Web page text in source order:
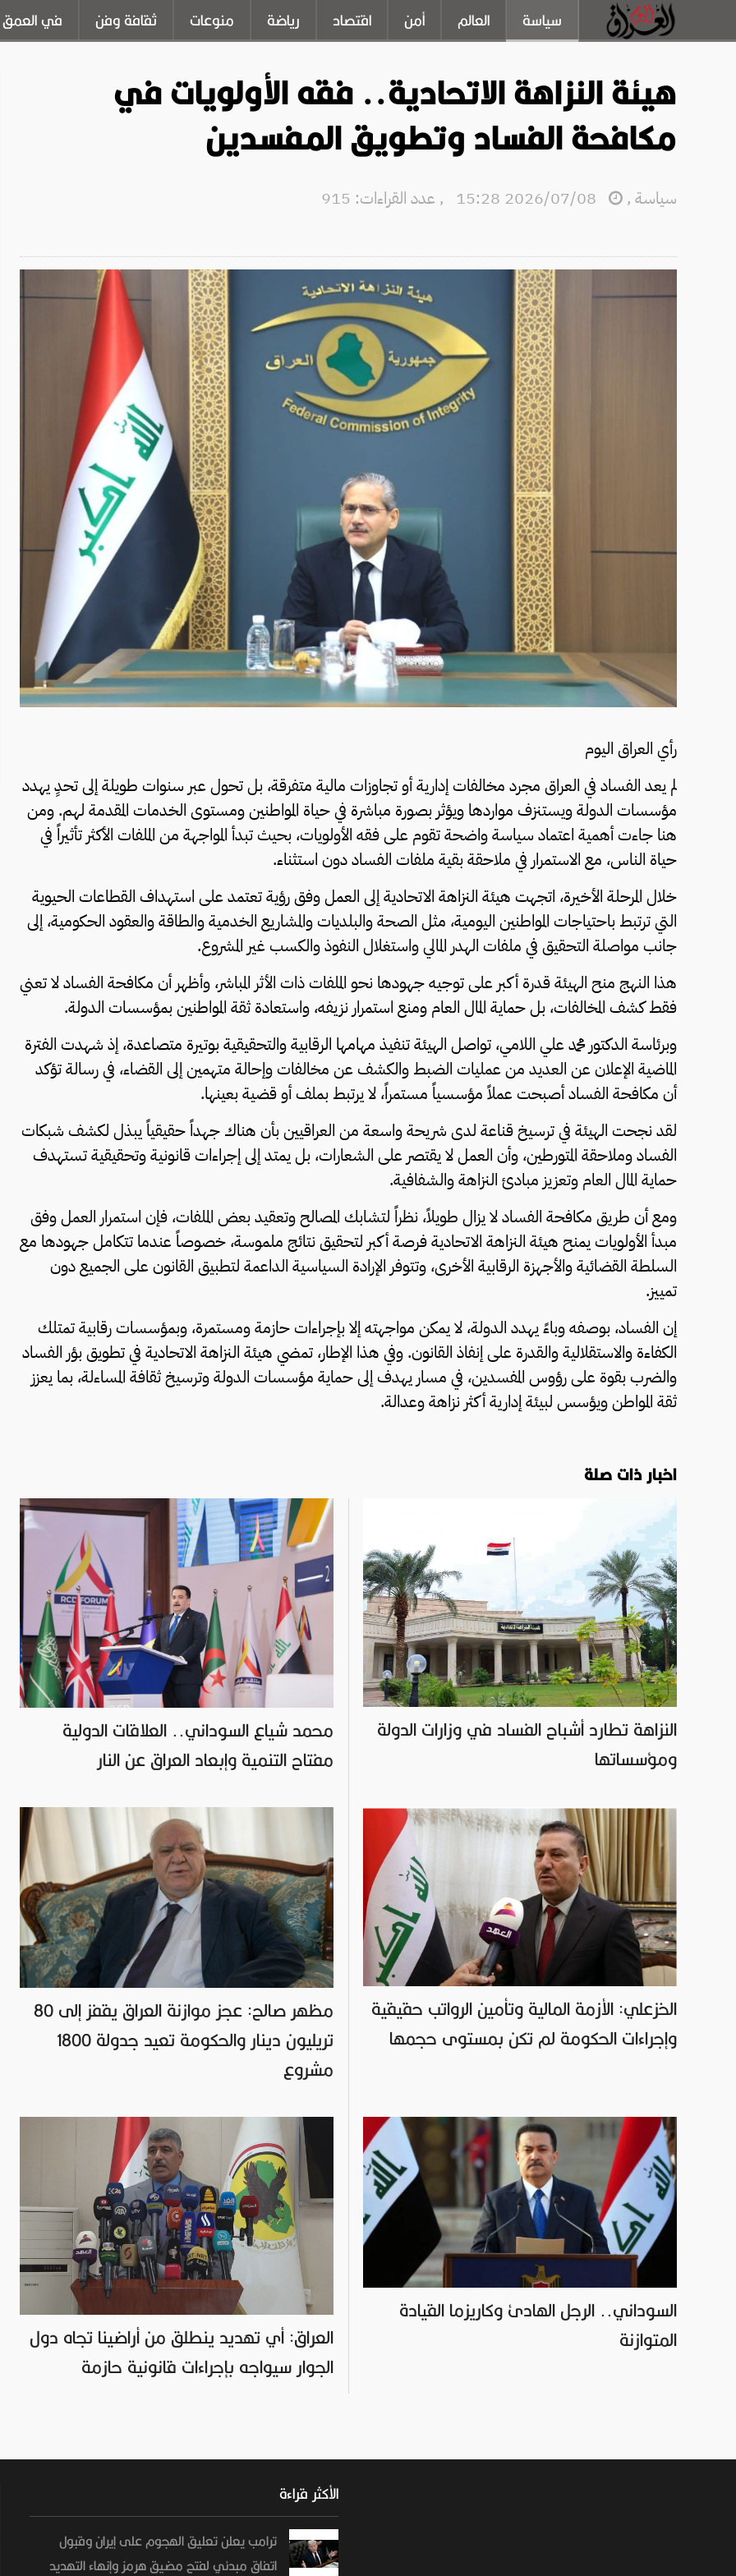
سياسة العالم أمن اقتصاد رياضة منوعات ثقافة وفن في العمق
هيئة النزاهة الاتحادية.. فقه الأولويات في
مكافحة الفساد وتطويق المفسدين
سياسة ,
, عدد القراءات: 915
رأي العراق اليوم
لم يعد الفساد في العراق مجرد مخالفات إدارية أو تجاوزات مالية متفرقة، بل تحول عبر سنوات طويلة إلى تحدٍ يهدد
مؤسسات الدولة ويستنزف مواردها ويؤثر بصورة مباشرة في حياة المواطنين ومستوى الخدمات المقدمة لهم. ومن
هنا جاءت أهمية اعتماد سياسة واضحة تقوم على فقه الأولويات، بحيث تبدأ المواجهة من الملفات الأكثر تأثيراً في
حياة الناس، مع الاستمرار في ملاحقة بقية ملفات الفساد دون استثناء.
خلال المرحلة الأخيرة، اتجهت هيئة النزاهة الاتحادية إلى العمل وفق رؤية تعتمد على استهداف القطاعات الحيوية
التي ترتبط باحتياجات المواطنين اليومية، مثل الصحة والبلديات والمشاريع الخدمية والطاقة والعقود الحكومية، إلى
جانب مواصلة التحقيق في ملفات الهدر المالي واستغلال النفوذ والكسب غير المشروع.
هذا النهج منح الهيئة قدرة أكبر على توجيه جهودها نحو الملفات ذات الأثر المباشر، وأظهر أن مكافحة الفساد لا تعني
فقط كشف المخالفات، بل حماية المال العام ومنع استمرار نزيفه، واستعادة ثقة المواطنين بمؤسسات الدولة.
وبرئاسة الدكتور محمد علي اللامي، تواصل الهيئة تنفيذ مهامها الرقابية والتحقيقية بوتيرة متصاعدة، إذ شهدت الفترة
الماضية الإعلان عن العديد من عمليات الضبط والكشف عن مخالفات وإحالة متهمين إلى القضاء، في رسالة تؤكد
أن مكافحة الفساد أصبحت عملاً مؤسسياً مستمراً، لا يرتبط بملف أو قضية بعينها.
لقد نجحت الهيئة في ترسيخ قناعة لدى شريحة واسعة من العراقيين بأن هناك جهداً حقيقياً يبذل لكشف شبكات
الفساد وملاحقة المتورطين، وأن العمل لا يقتصر على الشعارات، بل يمتد إلى إجراءات قانونية وتحقيقية تستهدف
حماية المال العام وتعزيز مبادئ النزاهة والشفافية.
ومع أن طريق مكافحة الفساد لا يزال طويلاً، نظراً لتشابك المصالح وتعقيد بعض الملفات، فإن استمرار العمل وفق
مبدأ الأولويات يمنح هيئة النزاهة الاتحادية فرصة أكبر لتحقيق نتائج ملموسة، خصوصاً عندما تتكامل جهودها مع
السلطة القضائية والأجهزة الرقابية الأخرى، وتتوفر الإرادة السياسية الداعمة لتطبيق القانون على الجميع دون
تمييز.
إن الفساد، بوصفه وباءً يهدد الدولة، لا يمكن مواجهته إلا بإجراءات حازمة ومستمرة، وبمؤسسات رقابية تمتلك
الكفاءة والاستقلالية والقدرة على إنفاذ القانون. وفي هذا الإطار، تمضي هيئة النزاهة الاتحادية في تطويق بؤر الفساد
والضرب بقوة على رؤوس المفسدين، في مسار يهدف إلى حماية مؤسسات الدولة وترسيخ ثقافة المساءلة، بما يعزز
ثقة المواطن ويؤسس لبيئة إدارية أكثر نزاهة وعدالة.
اخبار ذات صلة
محمد شياع السوداني.. العلاقات الدولية
مفتاح التنمية وإبعاد العراق عن النار
النزاهة تطارد أشباح الفساد في وزارات الدولة
ومؤسساتها
مظهر صالح: عجز موازنة العراق يقفز إلى 80
تريليون دينار والحكومة تعيد جدولة 1800
مشروع
الخزعلي: الأزمة المالية وتأمين الرواتب حقيقية
وإجراءات الحكومة لم تكن بمستوى حجمها
العراق: أي تهديد ينطلق من أراضينا تجاه دول
الجوار سيواجه بإجراءات قانونية حازمة
السوداني.. الرجل الهادئ وكاريزما القيادة
المتوازنة
الأكثر قراءة
ترامب يعلن تعليق الهجوم على إيران وقبول
اتفاق مبدئي لفتح مضيق هرمز وإنهاء التهديد